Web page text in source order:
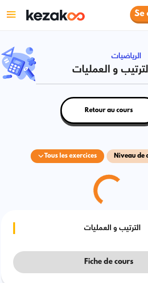
Se
الرياضيات
و العمليات
Tous les exercices Niveau
Retour au cours
الترتيب و العمليات
Fiche de cours